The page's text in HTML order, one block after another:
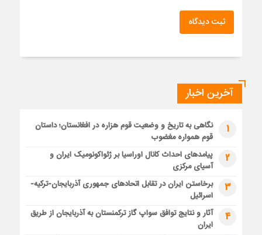
ثبت دیدگاه
آخرین اخبار
1
نگاهی به تاریخ و وضعیت قوم هزاره در افغانستان؛ داستان
قوم همواره مغضوب
2
پیامدهای احداث کانال اوراسیا بر ژئواکونومیک ایران و
آسیای مرکزی
3
برخاستن ایران در تقابل اتحادهای جمهوری آذربایجان-ترکیه-
اسرائیل
4
آثار و نتایج توافق سواپ گاز ترکمنستان به آذربایجان از طریق
ایران